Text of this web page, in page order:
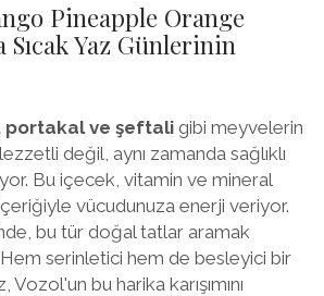
Pineapple Orange
Sıcak Yaz Günlerinin
portakal ve şeftaligibi meyvelerin
değil, aynı zamanda sağlıklı
Bu içecek, vitamin ve mineral
içeriğiyle vücudunuza enerji veriyor.
bu tür doğal tatlar aramak
Hem serinletici hem de besleyici bir
Vozol'un bu harika karışımını